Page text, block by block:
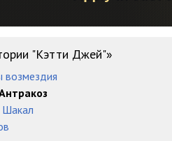
v02 - Глава 11 01
v02 - Глава 12
v02 - Глава 13 01
v02 - Глава 13 02
"Кэтти Джей"»